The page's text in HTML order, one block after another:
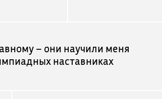
– они научили меня
наставниках